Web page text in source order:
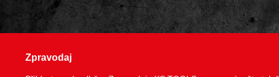
Zpravodaj